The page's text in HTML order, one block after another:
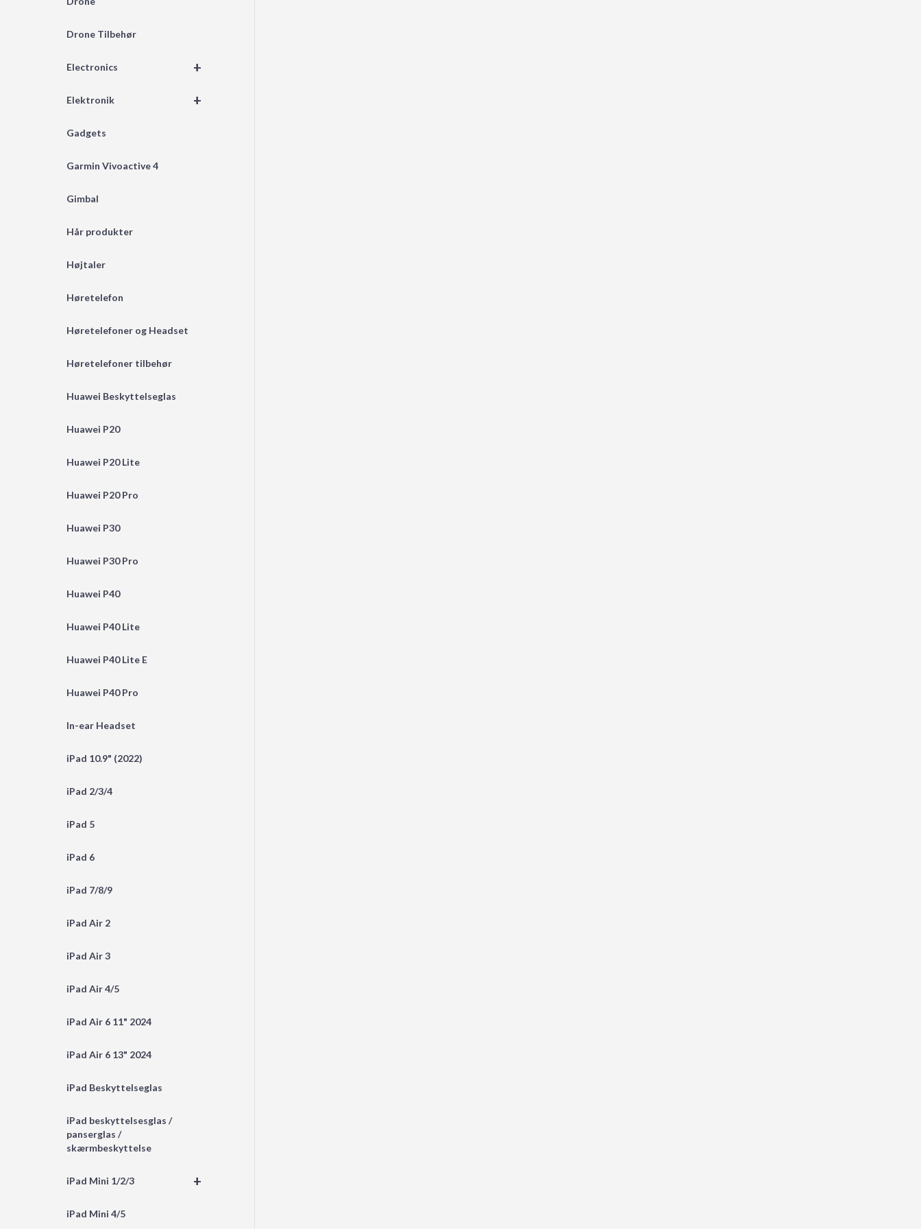
Drone Tilbehør
+
Electronics
+
Elektronik
Gadgets
Garmin Vivoactive 4
Gimbal
Hår produkter
Højtaler
Høretelefon
Høretelefoner og Headset
Høretelefoner tilbehør
Huawei Beskyttelseglas
Huawei P20
Huawei P20 Lite
Huawei P20 Pro
Huawei P30
Huawei P30 Pro
Huawei P40
Huawei P40 Lite
Huawei P40 Lite E
Huawei P40 Pro
In-ear Headset
iPad 10.9" (2022)
iPad 2/3/4
iPad 5
iPad 6
iPad 7/8/9
iPad Air 2
iPad Air 3
iPad Air 4/5
iPad Air 6 11" 2024
iPad Air 6 13" 2024
iPad Beskyttelseglas
iPad beskyttelsesglas /
panserglas /
skærmbeskyttelse
+
iPad Mini 1/2/3
iPad Mini 4/5